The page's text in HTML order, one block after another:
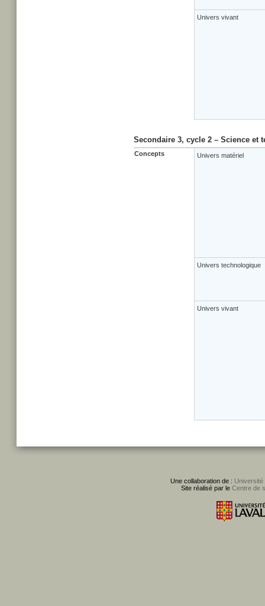
Univers vivant
Secondaire 3, cycle 2 – Science et
Concepts Univers matériel
Univers technologique
Univers vivant
Une collaboration de : Université
Site réalisé par le Centre de